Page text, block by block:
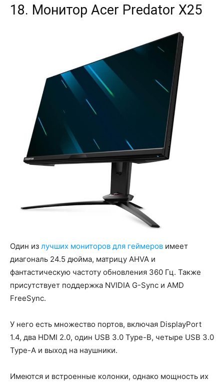
18. Монитор Acer Predator X25
Один из лучших мониторов для геймеров имеет
диагональ 24.5 дюйма, матрицу AHVA и
фантастическую частоту обновления 360 Гц. Также
присутствует поддержка NVIDIA G-Sync и AMD
FreeSync.
У него есть множество портов, включая DisplayPort
1.4, два HDMI 2.0, один USB 3.0 Type-B, четыре USB 3.0
Type-A и выход на наушники.
Имеются и встроенные колонки, однако мощность их